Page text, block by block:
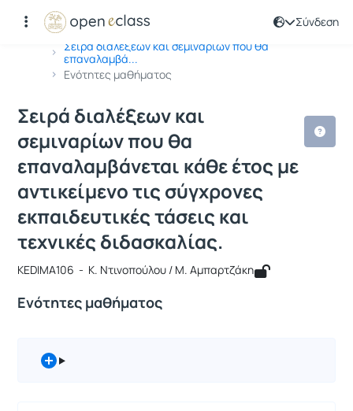
Σύνδεση
Αρχική Σελίδα
Σειρά διαλέξεων και σεμιναρίων που θα
επαναλαμβά...
Ενότητες μαθήματος
Μάθημα : Σειρά διαλέξεων και
Κωδικός : KEDIMA106
Σειρά διαλέξεων και
σεμιναρίων που θα
επαναλαμβάνεται κάθε έτος με
αντικείμενο τις σύγχρονες
εκπαιδευτικές τάσεις και
τεχνικές διδασκαλίας.
KEDIMA106 - Κ. Ντινοπούλου / Μ. Αμπαρτζάκη
Ενότητες μαθήματος